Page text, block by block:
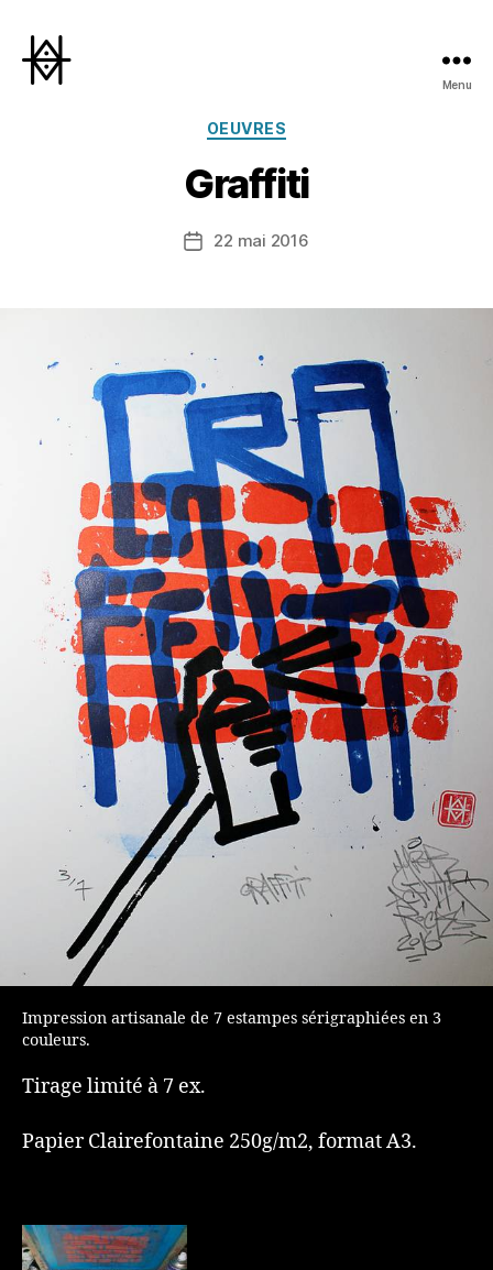
Menu
Catégories
OEUVRES
Graffiti
Date22 mai 2016
Impression artisanale de 7 estampes sérigraphiées en 3
couleurs.
Tirage limité à 7 ex.
Papier Clairefontaine 250g/m2, format A3.